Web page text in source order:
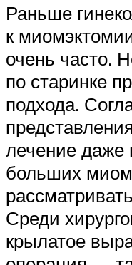
Раньше
к
очень часто.
по старинке
подхода.
лечение даже
больших
Среди
крылатое